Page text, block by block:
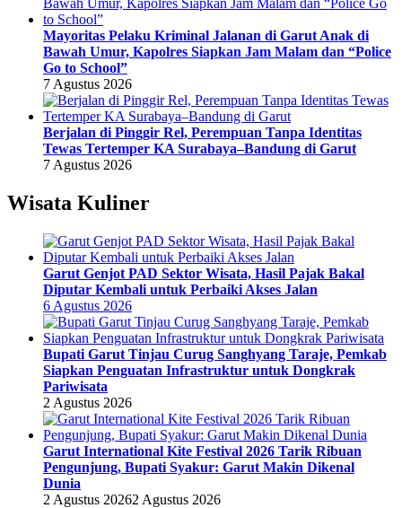
Mayoritas Pelaku Kriminal Jalanan di Garut Anak di
Bawah Umur, Kapolres Siapkan Jam Malam dan “Police
Go to School”
7 Agustus 2026
Berjalan di Pinggir Rel, Perempuan Tanpa Identitas
Tewas Tertemper KA Surabaya–Bandung di Garut
7 Agustus 2026
Wisata Kuliner
Garut Genjot PAD Sektor Wisata, Hasil Pajak Bakal
Diputar Kembali untuk Perbaiki Akses Jalan
6 Agustus 2026
Bupati Garut Tinjau Curug Sanghyang Taraje, Pemkab
Siapkan Penguatan Infrastruktur untuk Dongkrak
Pariwisata
2 Agustus 2026
Garut International Kite Festival 2026 Tarik Ribuan
Pengunjung, Bupati Syakur: Garut Makin Dikenal
Dunia
2 Agustus 20262 Agustus 2026